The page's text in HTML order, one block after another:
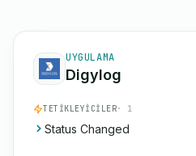
UYGULAMA
Digylog
TETIKLEYICILER· 1
Status Changed